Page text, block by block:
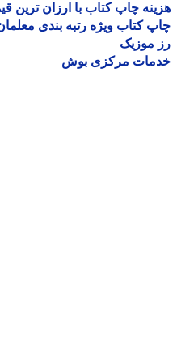
چاپ کتاب با ارزان ترین قیمت
کتاب ویژه رتبه بندی معلمان
موزیک
مرکزی بوش